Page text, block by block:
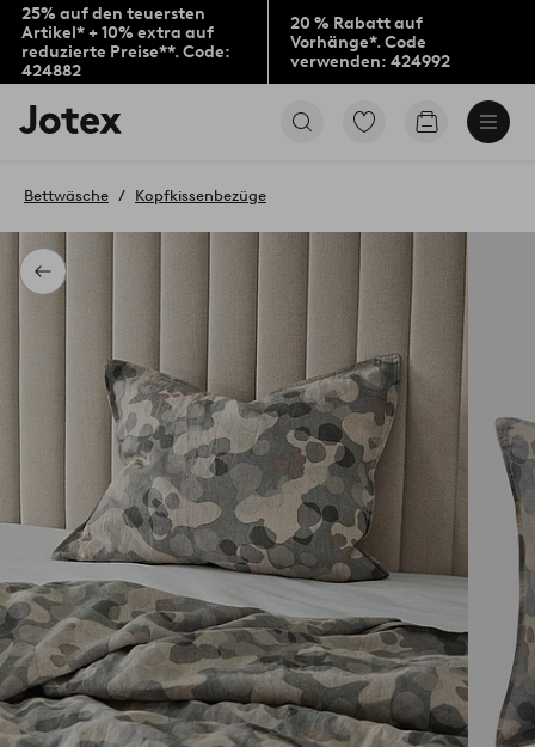
25% auf den teuersten
Artikel* + 10% extra auf
reduzierte Preise**. Code:
424882
20 % Rabatt auf
Vorhänge*. Code
verwenden: 424992
Jotex-
Logo
Startseite
Zu
Produkten
Zum
Zurück
Bettwäsche Kopfkissenbezüge